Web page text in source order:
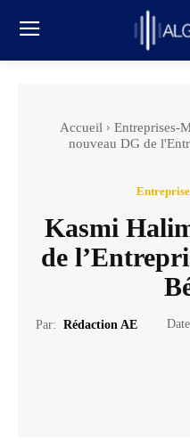
Accueil Entreprises-
nouveau DG de
Kasmi
de
Par: Rédaction AE